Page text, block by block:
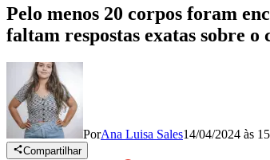
Pelo menos 20 corpos foram
faltam respostas exatas sobre o
PorAna Luisa Sales14/04/2024 às
Compartilhar